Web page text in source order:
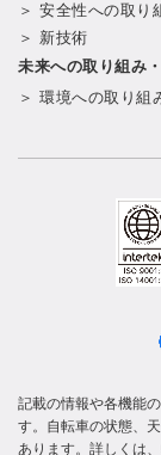
＞ 安全性への取り
＞ 新技術
未来への取り組み
＞ 環境への取り組
記載の情報や各機能
す。自転車の状態、
あります。詳しくは